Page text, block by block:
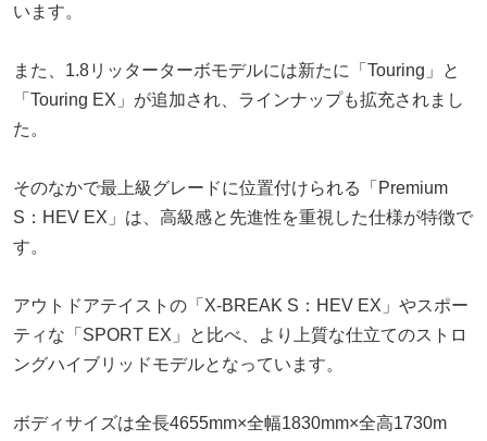
います。
また、1.8リッターターボモデルには新たに「Touring」と
「Touring EX」が追加され、ラインナップも拡充されまし
た。
そのなかで最上級グレードに位置付けられる「Premium
S：HEV EX」は、高級感と先進性を重視した仕様が特徴で
す。
アウトドアテイストの「X-BREAK S：HEV EX」やスポー
ティな「SPORT EX」と比べ、より上質な仕立てのストロ
ングハイブリッドモデルとなっています。
ボディサイズは全長4655mm×全幅1830mm×全高1730m